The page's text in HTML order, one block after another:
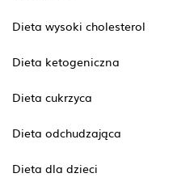
Dieta wysoki cholesterol
Dieta ketogeniczna
Dieta cukrzyca
Dieta odchudzająca
Dieta dla dzieci